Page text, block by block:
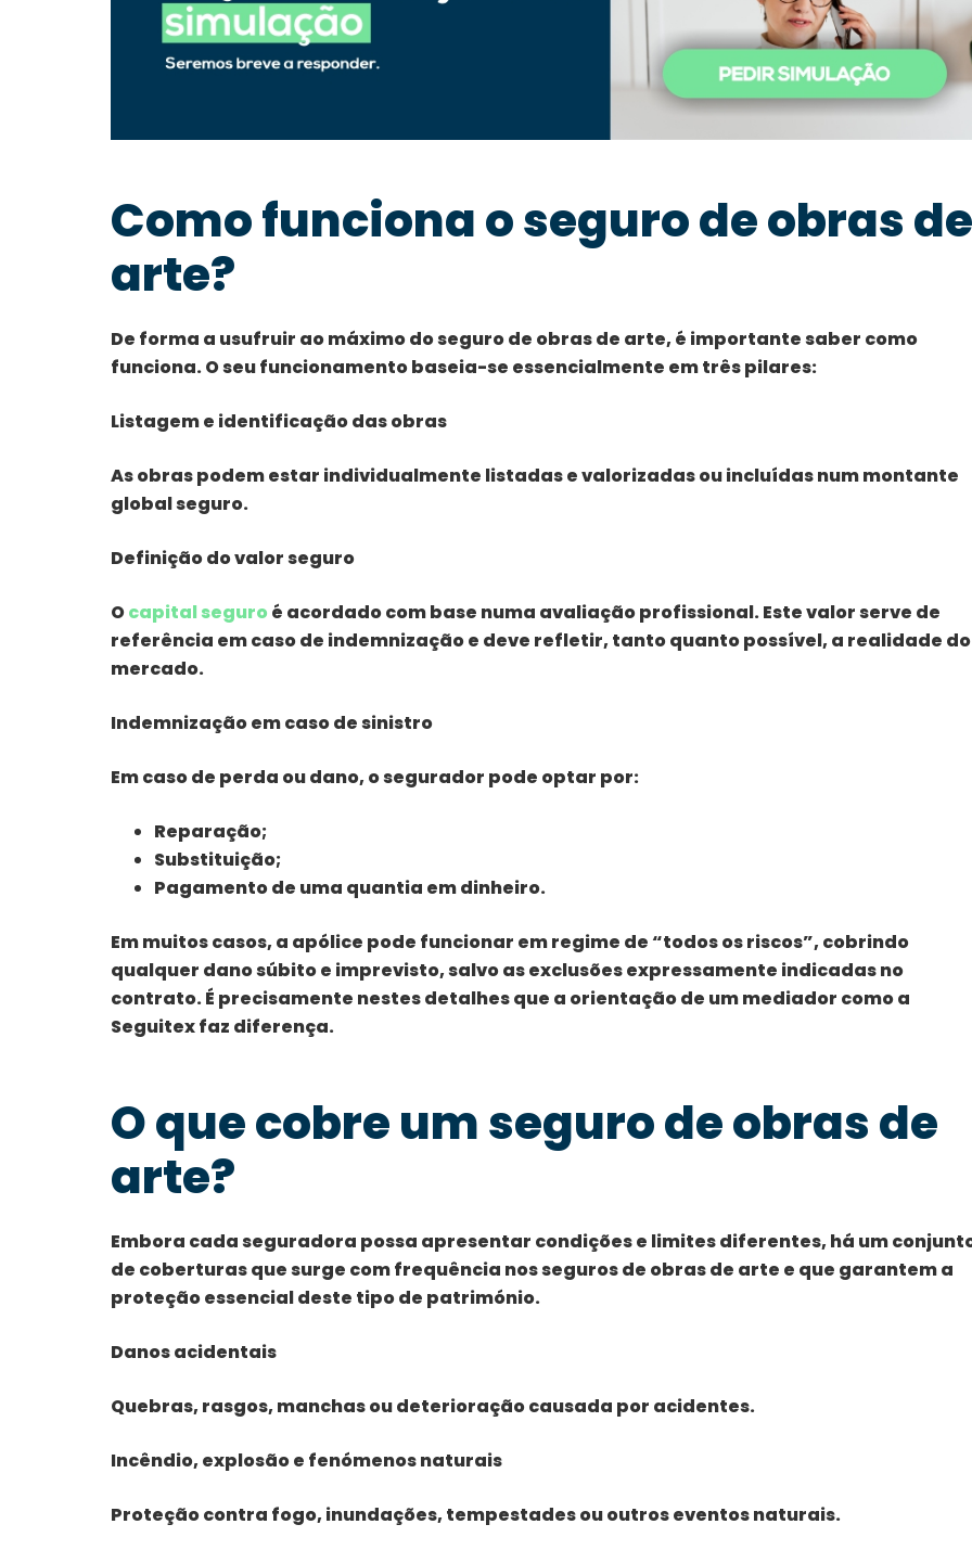
Como funciona o seguro de obras de
arte?
De forma a usufruir ao máximo do seguro de obras de arte, é importante saber como
funciona. O seu funcionamento baseia-se essencialmente em três pilares:
Listagem e identificação das obras
As obras podem estar individualmente listadas e valorizadas ou incluídas num montante
global seguro.
Definição do valor seguro
Ocapital seguro é acordado com base numa avaliação profissional. Este valor serve de
referência em caso de indemnização e deve refletir, tanto quanto possível, a realidade do
mercado.
Indemnização em caso de sinistro
Em caso de perda ou dano, o segurador pode optar por:
Reparação;
Substituição;
Pagamento de uma quantia em dinheiro.
Em muitos casos, a apólice pode funcionar em regime de “todos os riscos”, cobrindo
qualquer dano súbito e imprevisto, salvo as exclusões expressamente indicadas no
contrato. É precisamente nestes detalhes que a orientação de um mediador como a
Seguitex faz diferença.
O que cobre um seguro de obras de
arte?
Embora cada seguradora possa apresentar condições e limites diferentes, há um
de coberturas que surge com frequência nos seguros de obras de arte e que garantem a
proteção essencial deste tipo de património.
Danos acidentais
Quebras, rasgos, manchas ou deterioração causada por acidentes.
Incêndio, explosão e fenómenos naturais
Proteção contra fogo, inundações, tempestades ou outros eventos naturais.